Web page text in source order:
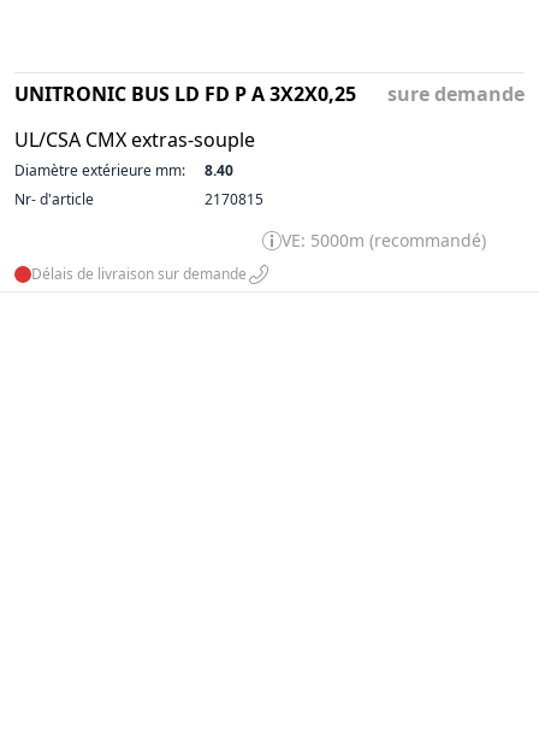
UNITRONIC BUS LD FD P A 3X2X0,25
UL/CSA CMX extras-souple
sure demande
Diamètre extérieure mm:
8.40
Nr- d'article
2170815
VE: 5000m (recommandé)
Délais de livraison sur demande